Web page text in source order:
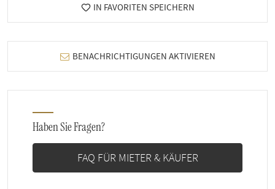
IN FAVORITEN SPEICHERN
BENACHRICHTIGUNGEN AKTIVIEREN
Haben Sie Fragen?
FAQ FÜR MIETER & KÄUFER